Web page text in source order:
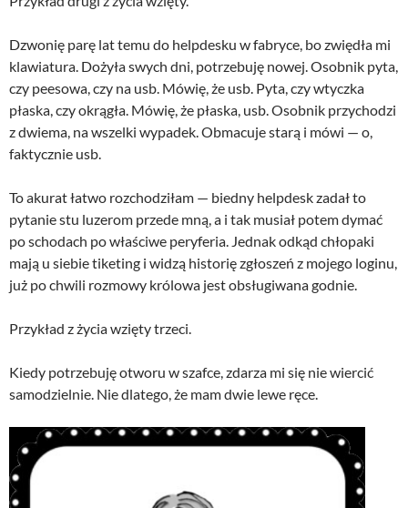
Dzwonię parę lat temu do helpdesku w fabryce, bo zwiędła mi
klawiatura. Dożyła swych dni, potrzebuję nowej. Osobnik pyta,
czy peesowa, czy na usb. Mówię, że usb. Pyta, czy wtyczka
płaska, czy okrągła. Mówię, że płaska, usb. Osobnik przychodzi
z dwiema, na wszelki wypadek. Obmacuje starą i mówi — o,
faktycznie usb.
To akurat łatwo rozchodziłam — biedny helpdesk zadał to
pytanie stu luzerom przede mną, a i tak musiał potem dymać
po schodach po właściwe peryferia. Jednak odkąd chłopaki
mają u siebie tiketing i widzą historię zgłoszeń z mojego loginu,
już po chwili rozmowy królowa jest obsługiwana godnie.
Przykład z życia wzięty trzeci.
Kiedy potrzebuję otworu w szafce, zdarza mi się nie wiercić
samodzielnie. Nie dlatego, że mam dwie lewe ręce.